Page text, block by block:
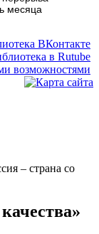
месяца
– страна со